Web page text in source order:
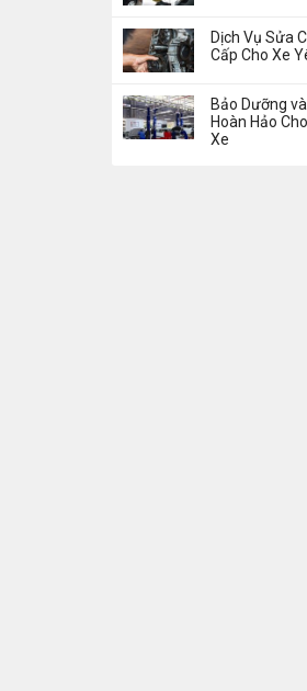
Dịch Vụ Sửa
Cấp Cho Xe
Bảo Dưỡng
Hoàn Hảo
Xe